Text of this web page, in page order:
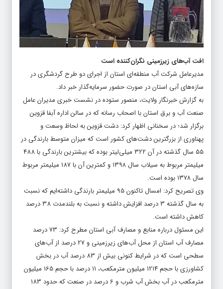
افت آب‌های زیرزمینی نگران‌کننده است
مدیرعامل شرکت آب منطقه‌ای استان از اجرای دو طرح گردشگری در
سازه‌های آبی استان در صورت حضور سرمایه‌گذار خبر داد.
به گزارش خبرنگار ولایت، منصور ستوده در نشست خبری مدیران عامل
صنعت آب و برق استان با اصحاب رسانه که در سالن اداره آبفا قزوین
برگزار شد؛ در سخنانی اظهار کرد: دشت قزوین به لحاظ وسعت و
پهناوری از بزرگترین دشت‌های کشور است که میزان متوسط بارندگی در
۵۵ سال گذشته در آن ۳۲۲ میلی‌لیتر بوده که بیشترین بارندگی با 488
میلیمتر مربوط به سیلاب سال ۱۳۹۸ و کمترین آن با 187 میلیمتر مربوط
سال ۱۳۷۸ بوده است.
وی تصریح کرد: امسال تاکنون 95 میلیمتر بارندگی داشته‌ایم که نسبت
به سال گذشته 3 درصد افزایش داشته و نسبت به بلندمدت 38 درصد
کاهش داشته است.
این مسئول درباره منابع و مصارف آبی استان مطرح کرد: 73 درصد
مصارف آب استان از محل آب‌های زیرزمینی و 27 درصد از آب‌های
سطحی است که در شرایط کنونی بیش از 83 درصد آب در بخش
کشاورزی با حجم 1214 میلیون مترمکعب، ۱۱ درصد با حجم 165 میلیون
مترمکعب در آب بخش آب شرب و 6 درصد در صنعت که حدود 183